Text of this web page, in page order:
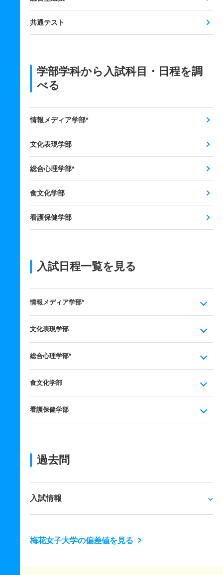
共通テスト
学部学科から入試科目・日程を調
べる
情報メディア学部*
文化表現学部
総合心理学部*
食文化学部
看護保健学部
入試日程一覧を見る
情報メディア学部*
文化表現学部
総合心理学部*
食文化学部
看護保健学部
過去問
入試情報
梅花女子大学の偏差値を見る